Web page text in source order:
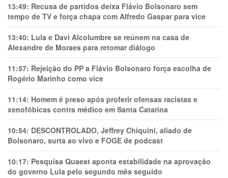
13:49: Recusa de partidos deixa Flávio Bolsonaro sem
tempo de TV e força chapa com Alfredo Gaspar para vice
13:40: Lula e Davi Alcolumbre se reúnem na casa de
Alexandre de Moraes para retomar diálogo
11:57: Rejeição do PP a Flávio Bolsonaro força escolha de
Rogério Marinho como vice
11:14: Homem é preso após proferir ofensas racistas e
xenofóbicas contra médico em Santa Catarina
10:54: DESCONTROLADO, Jeffrey Chiquini, aliado de
Bolsonaro, surta ao vivo e FOGE de podcast
10:17: Pesquisa Quaest aponta estabilidade na aprovação
do governo Lula pelo segundo mês seguido